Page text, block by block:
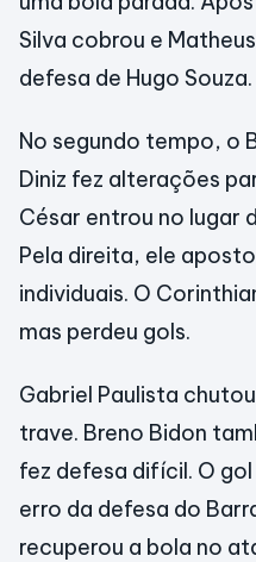
Silva cobrou e
defesa de Hugo Souza.
No segundo tempo, o
Diniz fez alterações
César entrou no lugar
Pela direita, ele
individuais. O
mas perdeu gols.
Gabriel Paulista
trave. Breno Bidon
fez defesa difícil. O
erro da defesa do
recuperou a bola no